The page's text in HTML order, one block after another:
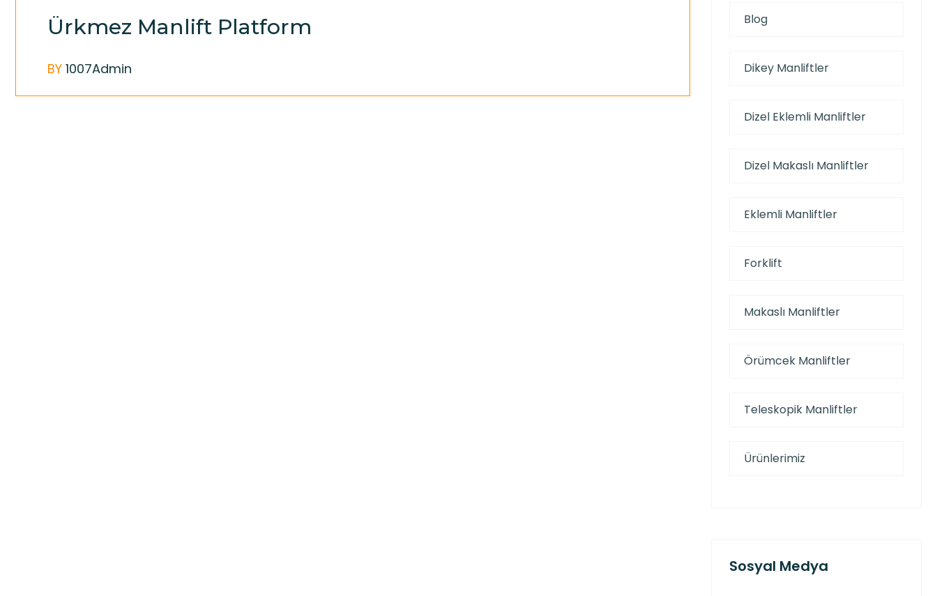
Ürkmez Manlift Platform
BY 1007Admin
Blog
Dikey Manliftler
Dizel Eklemli Manliftler
Dizel Makaslı Manliftler
Eklemli Manliftler
Forklift
Makaslı Manliftler
Örümcek Manliftler
Teleskopik Manliftler
Ürünlerimiz
Sosyal Medya